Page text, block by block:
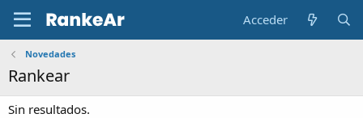
Acceder
Novedades
Rankear
Sin resultados.